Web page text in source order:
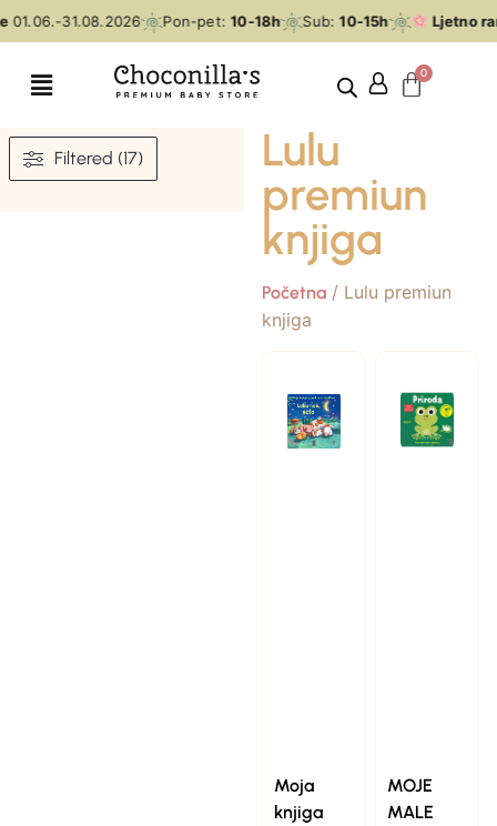
01.06.-31.08.2026 Pon-pet:10-18h Sub:10-15h Ljetno
Filtered (17)
Lulu
premiun
knjiga
Početna/ Lulu premiun
knjiga
Moja
knjiga
MOJE
MALE